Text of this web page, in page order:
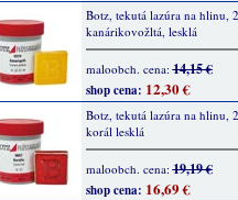
Botz, tekutá lazúra na hlinu,
kanárikovožltá, lesklá
maloobch. cena:14,15 €
shop cena: 12,30 €
Botz, tekutá lazúra na hlinu,
korál lesklá
maloobch. cena:19,19 €
shop cena: 16,69 €